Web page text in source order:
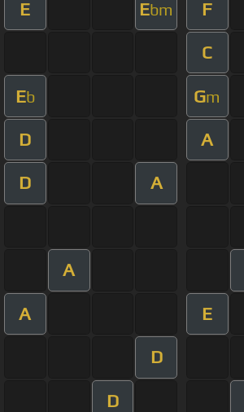
E Ebm F
C
Eb Gm
D A
D A
A
A E
D
D